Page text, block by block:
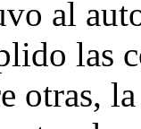
al
las
otras,